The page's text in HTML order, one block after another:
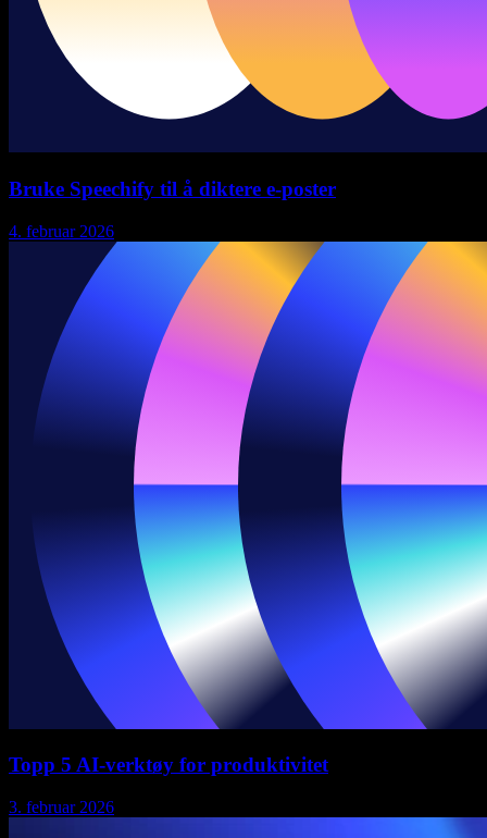
Bruke Speechify til å diktere e-poster
4. februar 2026
Topp 5 AI-verktøy for produktivitet
3. februar 2026